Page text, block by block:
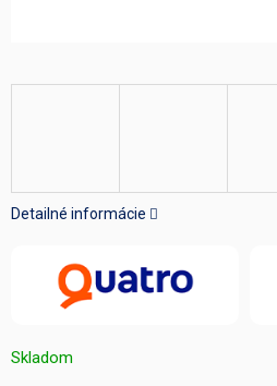
Skladom
Detailné informácie